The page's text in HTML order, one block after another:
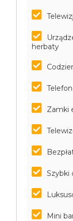
herbaty
Zamki
Szybki
Mini